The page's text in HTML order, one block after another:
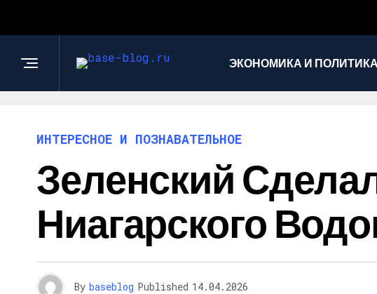
ЭКОНОМИКА И ПОЛИТИКА
ИНТЕРЕСНОЕ И ПОЗНАВАТЕЛЬНОЕ
Зеленский
Ниагарского
By baseblog Published 14.04.2026